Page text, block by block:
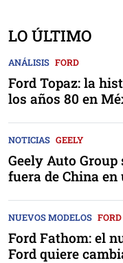
LO ÚLTIMO
ANÁLISIS FORD
Ford Topaz: la
los años 80 en
NOTICIAS GEELY
Geely Auto
fuera de China en
NUEVOS MODELOS FORD
Ford Fathom: el
Ford quiere